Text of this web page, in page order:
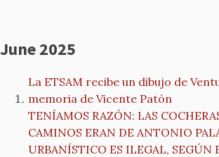
June 2025
La ETSAM recibe un dibujo de
memoria de Vicente Patón
TENÍAMOS RAZÓN: LAS
CAMINOS ERAN DE ANTONIO
URBANÍSTICO ES ILEGAL, SEGÚN